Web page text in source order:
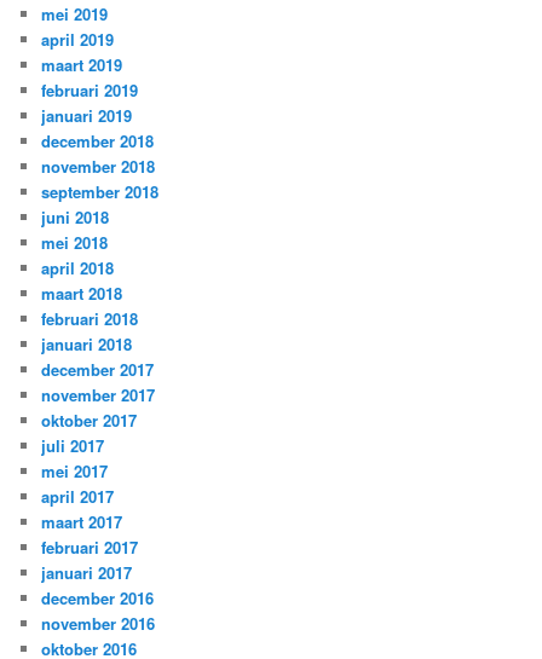
mei 2019
april 2019
maart 2019
februari 2019
januari 2019
december 2018
november 2018
september 2018
juni 2018
mei 2018
april 2018
maart 2018
februari 2018
januari 2018
december 2017
november 2017
oktober 2017
juli 2017
mei 2017
april 2017
maart 2017
februari 2017
januari 2017
december 2016
november 2016
oktober 2016